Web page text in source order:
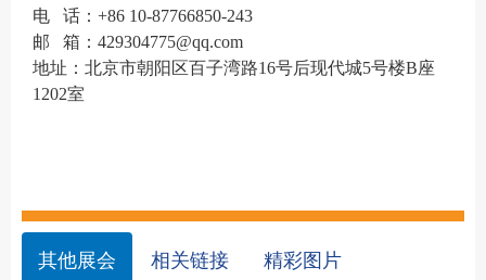
电 话：+86 10-87766850-243
邮 箱：429304775@qq.com
地址：北京市朝阳区百子湾路16号后现代城5号楼B座
1202室
其他展会 相关链接 精彩图片